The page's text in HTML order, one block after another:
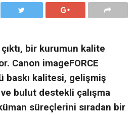
bir kurumun kalite
Canon imageFORCE
baskı kalitesi, gelişmiş
bulut destekli çalışma
süreçlerini sıradan bir